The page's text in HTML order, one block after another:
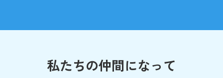
私たちの仲間になって